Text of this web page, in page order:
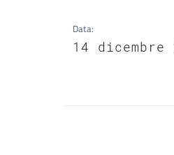
Data:
14 dicembre